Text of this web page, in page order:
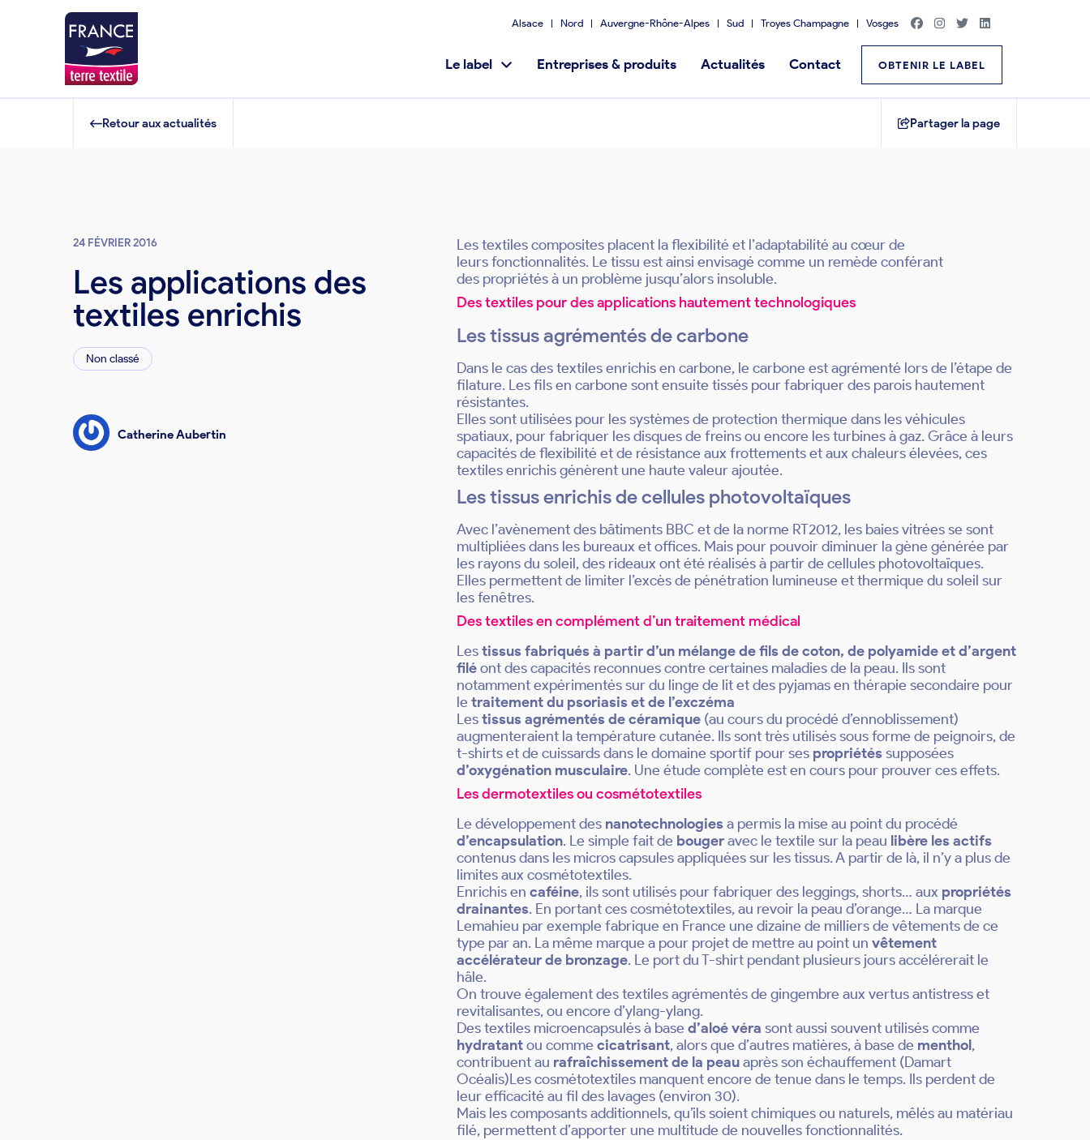
Alsace Nord Auvergne-Rhône-Alpes Sud Troyes Champagne Vosges
Le label Entreprises & produits Actualités Contact OBTENIR LE LABEL
Retour aux actualités Partager la page
24 FÉVRIER 2016
Les applications des
textiles enrichis
Non classé
Catherine Aubertin
Les textiles composites placent la flexibilité et l’adaptabilité au cœur de
leurs fonctionnalités. Le tissu est ainsi envisagé comme un remède conférant
des propriétés à un problème jusqu’alors insoluble.
Des textiles pour des applications hautement technologiques
Les tissus agrémentés de carbone
Dans le cas des textiles enrichis en carbone, le carbone est agrémenté lors de l’étape de
filature. Les fils en carbone sont ensuite tissés pour fabriquer des parois hautement
résistantes.
Elles sont utilisées pour les systèmes de protection thermique dans les véhicules
spatiaux, pour fabriquer les disques de freins ou encore les turbines à gaz. Grâce à leurs
capacités de flexibilité et de résistance aux frottements et aux chaleurs élevées, ces
textiles enrichis génèrent une haute valeur ajoutée.
Les tissus enrichis de cellules photovoltaïques
Avec l’avènement des bâtiments BBC et de la norme RT2012, les baies vitrées se sont
multipliées dans les bureaux et offices. Mais pour pouvoir diminuer la gène générée par
les rayons du soleil, des rideaux ont été réalisés à partir de cellules photovoltaïques.
Elles permettent de limiter l’excès de pénétration lumineuse et thermique du soleil sur
les fenêtres.
Des textiles en complément d’un traitement médical
Lestissus fabriqués à partir d’un mélange de fils de coton, de polyamide et d’argent
filéont des capacités reconnues contre certaines maladies de la peau. Ils sont
notamment expérimentés sur du linge de lit et des pyjamas en thérapie secondaire pour
letraitement du psoriasis et de l’exczéma
Lestissus agrémentés de céramique (au cours du procédé d’ennoblissement)
augmenteraient la température cutanée. Ils sont très utilisés sous forme de peignoirs, de
t-shirts et de cuissards dans le domaine sportif pour ses propriétéssupposées
d’oxygénation musculaire. Une étude complète est en cours pour prouver ces effets.
Les dermotextiles ou cosmétotextiles
Le développement des nanotechnologiesa permis la mise au point du procédé
d’encapsulation. Le simple fait de bougeravec le textile sur la peau libère les actifs
contenus dans les micros capsules appliquées sur les tissus. A partir de là, il n’y a plus de
limites aux cosmétotextiles.
Enrichis encaféine, ils sont utilisés pour fabriquer des leggings, shorts… aux propriétés
drainantes. En portant ces cosmétotextiles, au revoir la peau d’orange… La marque
Lemahieu par exemple fabrique en France une dizaine de milliers de vêtements de ce
type par an. La même marque a pour projet de mettre au point unvêtement
accélérateur de bronzage. Le port du T-shirt pendant plusieurs jours accélérerait le
hâle.
On trouve également des textiles agrémentés de gingembre aux vertus antistress et
revitalisantes, ou encore d’ylang-ylang.
Des textiles microencapsulés à based’aloé véra sont aussi souvent utilisés comme
hydratantou commecicatrisant, alors que d’autres matières, à base de menthol,
contribuent au rafraîchissement de la peauaprès son échauffement (Damart
Océalis)Les cosmétotextiles manquent encore de tenue dans le temps. Ils perdent de
leur efficacité au fil des lavages (environ 30).
Mais les composants additionnels, qu’ils soient chimiques ou naturels, mêlés au matériau
filé, permettent d’apporter une multitude de nouvelles fonctionnalités.